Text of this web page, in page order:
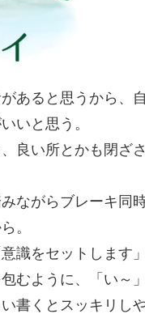
あると思うから、
いと思う。
良い所とかも閉ざ
ながらブレーキ同
。
意識をセットします
むように、「い～
書くとスッキリしや